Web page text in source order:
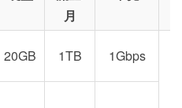
月
20GB 1TB 1Gbps